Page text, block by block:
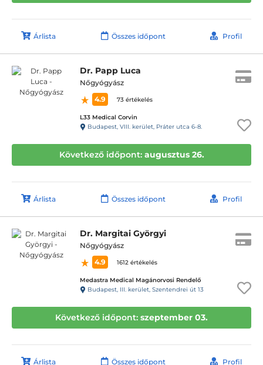
Árlista Összes időpont Profil
Dr. Papp Luca
Nőgyógyász
4.9
73 értékelés
L33 Medical Corvin
Budapest, VIII. kerület, Práter utca 6-8.
Következő időpont: augusztus 26.
Árlista Összes időpont Profil
Dr. Margitai Györgyi
Nőgyógyász
4.9
1612 értékelés
Medastra Medical Magánorvosi Rendelő
Budapest, III. kerület, Szentendrei út 13
Következő időpont: szeptember 03.
Árlista Összes időpont Profil